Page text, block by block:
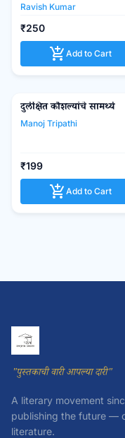
Ravish Kumar
₹250
add_shopping_cart Add to Cart
Madhushree Publication
दुर्लक्षित कौशल्यांचे सामर्थ्य
Manoj Tripathi
₹199
add_shopping_cart Add to Cart
"पुस्तकाची वारी आपल्या दारी"
A literary movement
publishing the future —
literature.